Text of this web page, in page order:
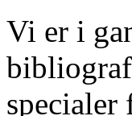
Vi er i
specialer